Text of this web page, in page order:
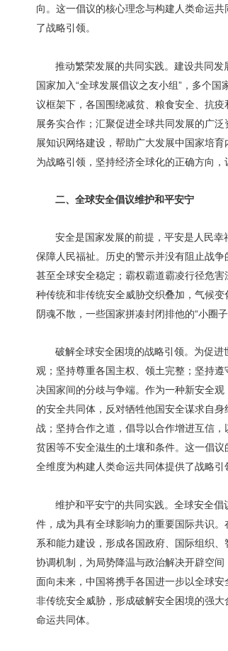
向。这一倡议的核心理念与构建人类命运
了战略引领。
推动繁荣发展的共同实践。建设共同
国家加入“全球发展倡议之友小组”，多个
议框架下，各国围绕减贫、粮食安全、抗
展务实合作；汇聚促进全球共同发展的广
展知识网络建设，帮助广大发展中国家培
为战略引领，坚持经济全球化的正确方向
二、全球安全倡议维护和平安宁
安全是国家发展的前提，平安是人民幸
保障人民福祉。历史的警示并没有阻止战
甚至全球安全稳定；霸权霸道霸凌行径危
种传统和非传统安全威胁交织叠加，气候
阴魂不散，一些国家拼凑封闭排他的“小圈
破解全球安全困境的战略引领。为促
观；坚持尊重各国主权、领土完整；坚持
决国家间的分歧与争端。作为一种新安全
的安全共同体，反对牺牲他国安全谋求自
战；坚持合作之道，倡导以合作增进互信
贫困等不安全滋生的土壤和条件。这一倡
全维度为构建人类命运共同体提供了战略引
维护和平安宁的共同实践。全球安全
件，成为具有全球影响力的重要国际共识
系和能力建设，形成各国政府、国际组织
协调机制，为局势降温与政治解决开辟空
面向未来，中国将携手各国进一步以全球
非传统安全威胁，形成破解安全困境的强
命运共同体。